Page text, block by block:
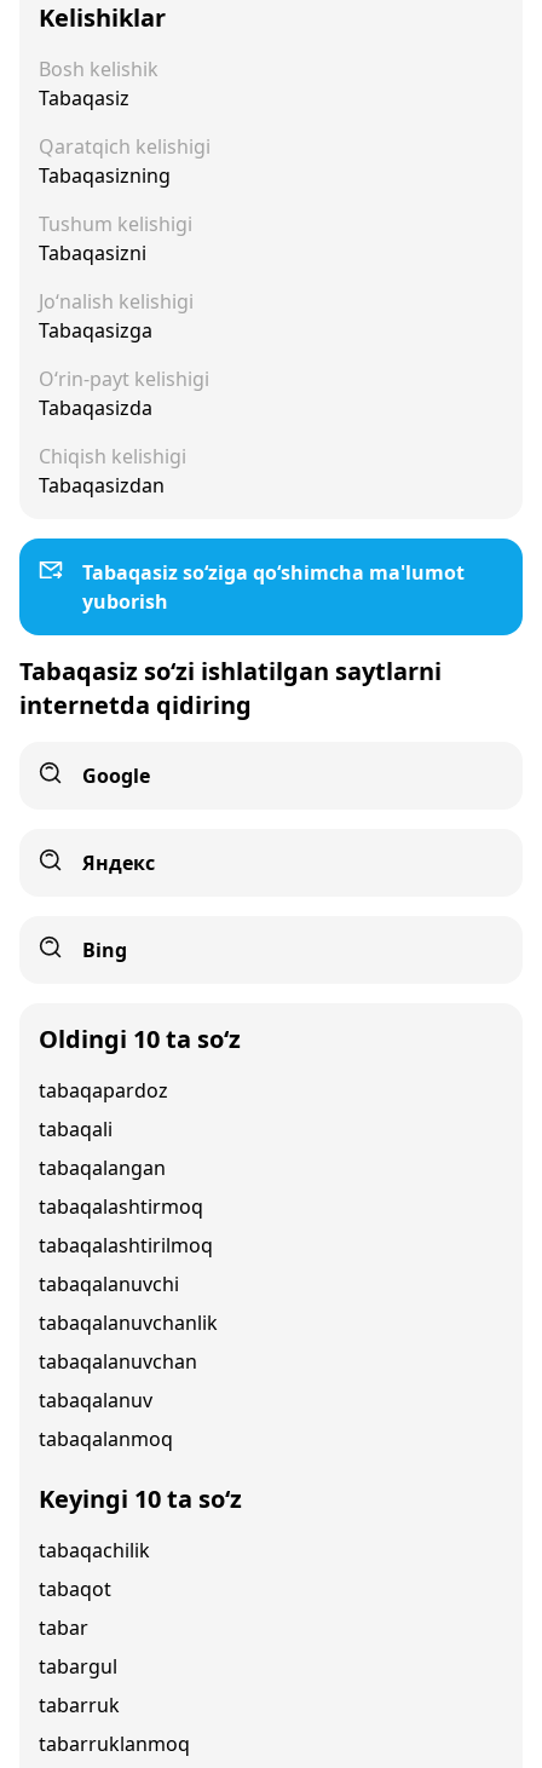
Kelishiklar
Bosh kelishik
Tabaqasiz
Qaratqich kelishigi
Tabaqasizning
Tushum kelishigi
Tabaqasizni
Jo‘nalish kelishigi
Tabaqasizga
O‘rin-payt kelishigi
Tabaqasizda
Chiqish kelishigi
Tabaqasizdan
Tabaqasiz so‘ziga qo‘shimcha ma'lumot
yuborish
Tabaqasiz so‘zi ishlatilgan saytlarni
internetda qidiring
Google
Яндекс
Bing
Oldingi 10 ta so‘z
tabaqapardoz
tabaqali
tabaqalangan
tabaqalashtirmoq
tabaqalashtirilmoq
tabaqalanuvchi
tabaqalanuvchanlik
tabaqalanuvchan
tabaqalanuv
tabaqalanmoq
Keyingi 10 ta so‘z
tabaqachilik
tabaqot
tabar
tabargul
tabarruk
tabarruklanmoq